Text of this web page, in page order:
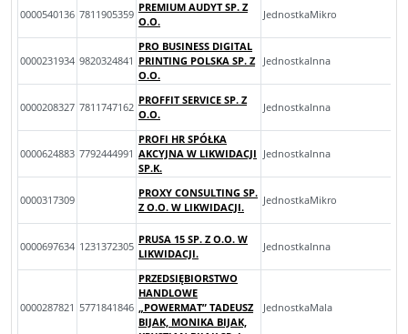
0000540136 7811905359
PREMIUM AUDYT SP. Z
O.O.
JednostkaMikro
0000231934 9820324841
PRO BUSINESS DIGITAL
PRINTING POLSKA SP. Z
O.O.
JednostkaInna
0000208327 7811747162
PROFFIT SERVICE SP. Z
O.O.
JednostkaInna
0000624883 7792444991
PROFI HR SPÓŁKA
AKCYJNA W LIKWIDACJI
SP.K.
JednostkaInna
0000317309
PROXY CONSULTING SP.
Z O.O. W LIKWIDACJI.
JednostkaMikro
0000697634 1231372305
PRUSA 15 SP. Z O.O. W
LIKWIDACJI.
JednostkaInna
0000287821 5771841846
PRZEDSIĘBIORSTWO
HANDLOWE
„POWERMAT” TADEUSZ
BIJAK, MONIKA BIJAK,
JednostkaMala